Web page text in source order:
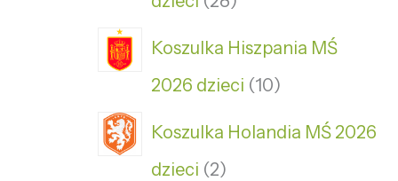
Koszulka Hiszpania MŚ
2026 dzieci 10
Koszulka Holandia MŚ 2026
dzieci 2